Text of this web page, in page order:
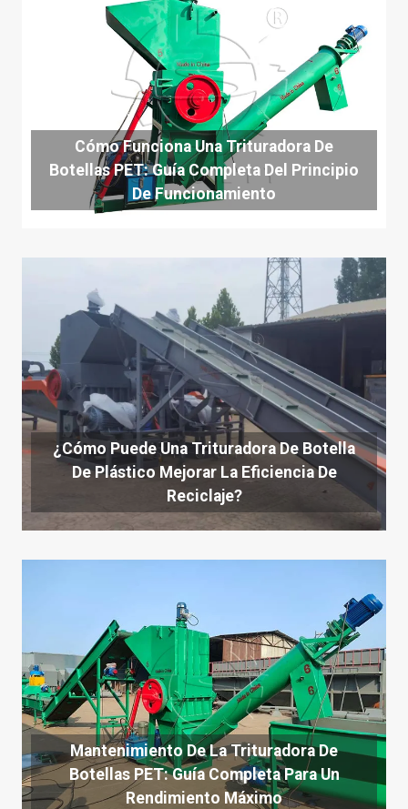
Cómo Funciona Una Trituradora De
Botellas PET: Guía Completa Del Principio
De Funcionamiento
¿Cómo Puede Una Trituradora De Botella
De Plástico Mejorar La Eficiencia De
Reciclaje?
Mantenimiento De La Trituradora De
Botellas PET: Guía Completa Para Un
Rendimiento Máximo